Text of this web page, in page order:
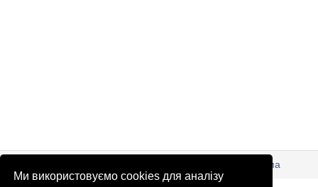
Ми використовуємо cookies для аналізу
Реклама